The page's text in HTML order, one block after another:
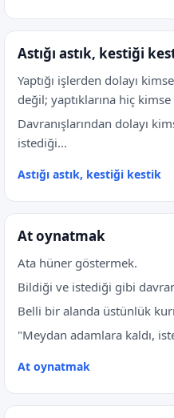
Astığı astık, kestiği
Yaptığı işlerden dolayı
değil; yaptıklarına hiç
Davranışlarından dolayı
istediği...
Astığı astık, kestiği kestik
At oynatmak
Ata hüner göstermek.
Bildiği ve istediği gibi
Belli bir alanda üstünlük
"Meydan adamlara kaldı,
At oynatmak